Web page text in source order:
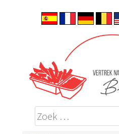
Vertrek naar België
ALLES OVER EMIGREREN